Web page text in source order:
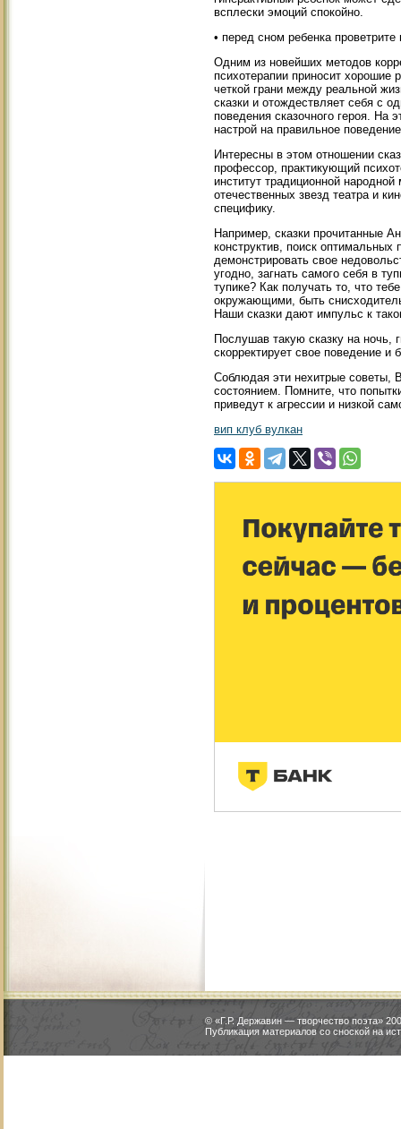
всплески эмоций спокойно.
• перед сном ребенка
Одним из новейших методов
психотерапии приносит хорошие
четкой грани между реальной
сказки и отождествляет себя с
поведения сказочного героя. На
настрой на правильное
Интересны в этом отношении
профессор, практикующий
институт традиционной
отечественных звезд театра и
специфику.
Например, сказки прочитанные
конструктив, поиск
демонстрировать свое
угодно, загнать самого себя в
тупике? Как получать то, что
окружающими, быть
Наши сказки дают импульс к
Послушав такую сказку на ночь,
скорректирует свое поведение и
Соблюдая эти нехитрые советы,
состоянием. Помните, что
приведут к агрессии и низкой
вип клуб вулкан
© «Г.Р. Державин — творчество поэта»
Публикация материалов со сноской на